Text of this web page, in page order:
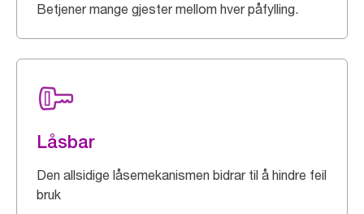
Betjener mange gjester mellom hver påfylling.
Låsbar
Den allsidige låsemekanismen bidrar til å hindre feil
bruk